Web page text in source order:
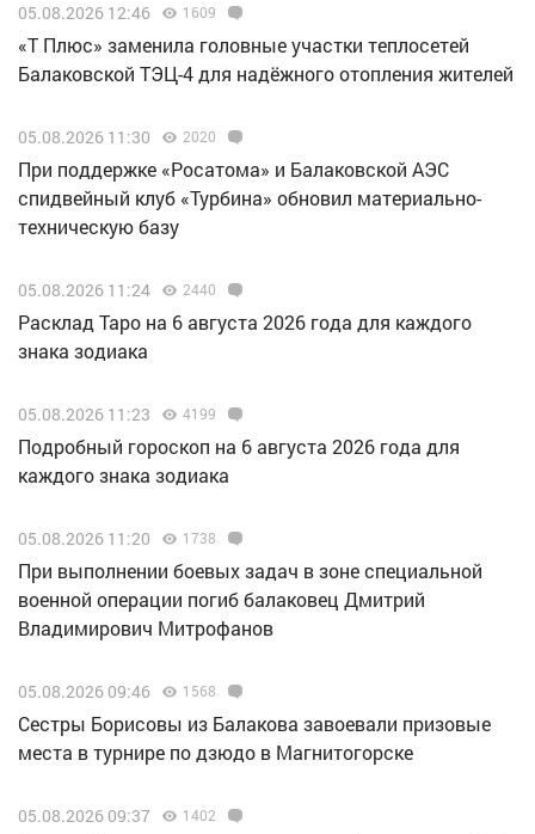
05.08.2026 12:46 1609
«Т Плюс» заменила головные участки теплосетей
Балаковской ТЭЦ-4 для надёжного отопления жителей
05.08.2026 11:30 2020
При поддержке «Росатома» и Балаковской АЭС
спидвейный клуб «Турбина» обновил материально-
техническую базу
05.08.2026 11:24 2440
Расклад Таро на 6 августа 2026 года для каждого
знака зодиака
05.08.2026 11:23 4199
Подробный гороскоп на 6 августа 2026 года для
каждого знака зодиака
05.08.2026 11:20 1738
При выполнении боевых задач в зоне специальной
военной операции погиб балаковец Дмитрий
Владимирович Митрофанов
05.08.2026 09:46 1568
Сестры Борисовы из Балакова завоевали призовые
места в турнире по дзюдо в Магнитогорске
05.08.2026 09:37 1402